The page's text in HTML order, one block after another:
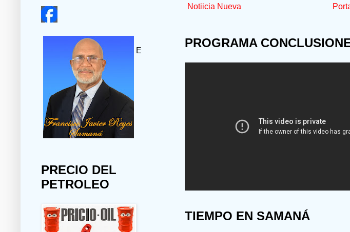
Notiicia Nueva
PROGRAMA
TIEMPO EN SAMANÁ
E
PRECIO DEL
PETROLEO